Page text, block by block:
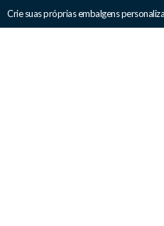
Crie suas próprias embalgens